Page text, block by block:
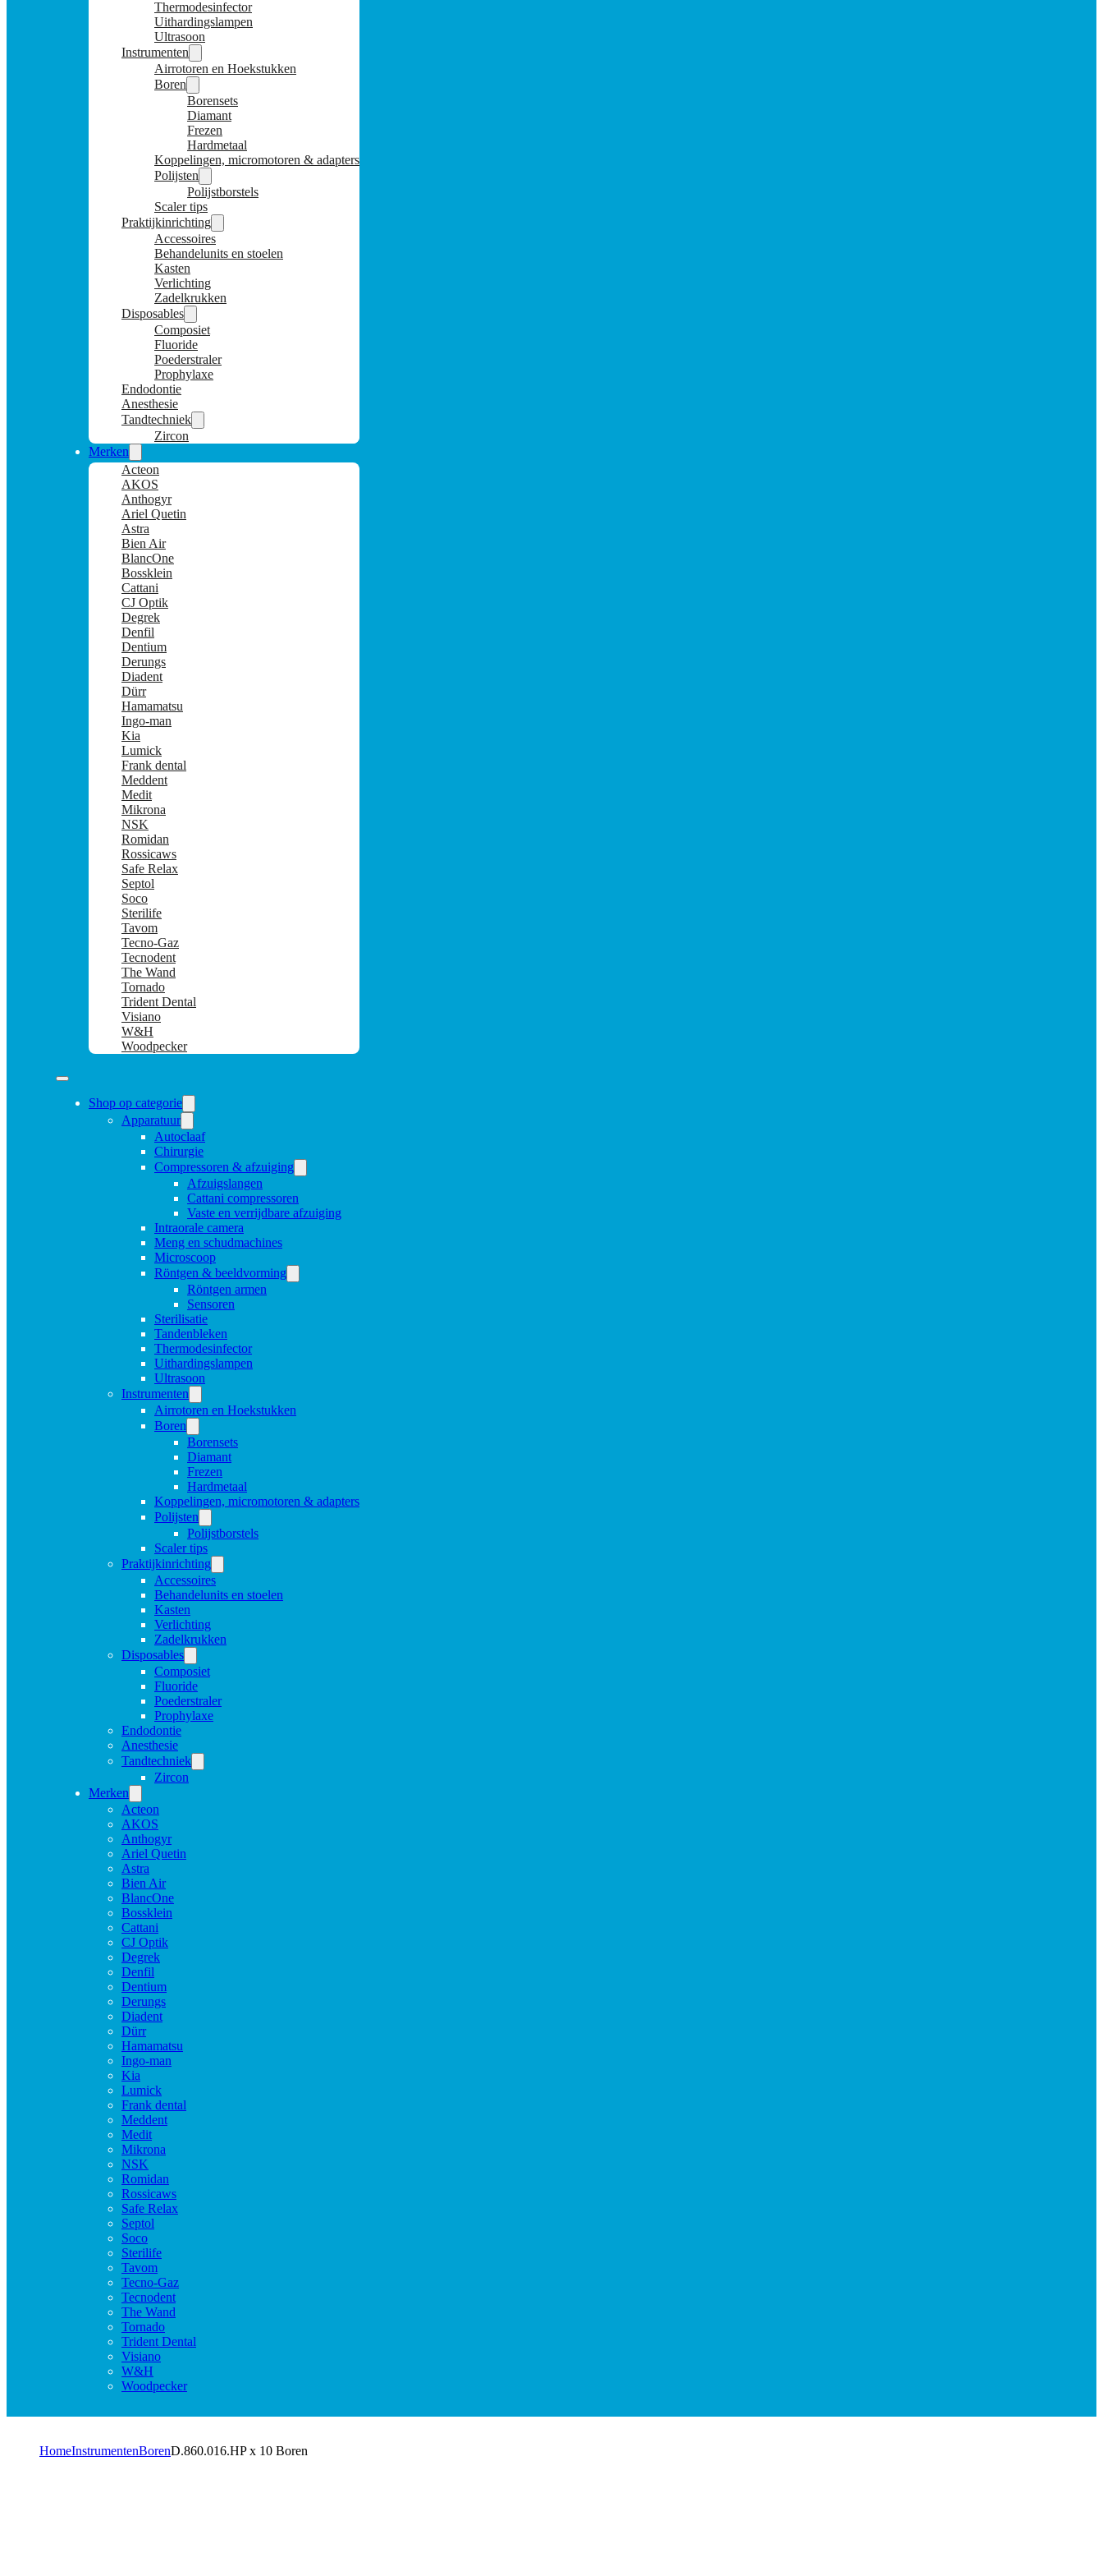
Thermodesinfector
Uithardingslampen
Ultrasoon
Instrumenten
Airrotoren en Hoekstukken
Boren
Borensets
Diamant
Frezen
Hardmetaal
Koppelingen, micromotoren & adapters
Polijsten
Polijstborstels
Scaler tips
Praktijkinrichting
Accessoires
Behandelunits en stoelen
Kasten
Verlichting
Zadelkrukken
Disposables
Composiet
Fluoride
Poederstraler
Prophylaxe
Endodontie
Anesthesie
Tandtechniek
Zircon
Merken
Acteon
AKOS
Anthogyr
Ariel Quetin
Astra
Bien Air
BlancOne
Bossklein
Cattani
CJ Optik
Degrek
Denfil
Dentium
Derungs
Diadent
Dürr
Hamamatsu
Ingo-man
Kia
Lumick
Frank dental
Meddent
Medit
Mikrona
NSK
Romidan
Rossicaws
Safe Relax
Septol
Soco
Sterilife
Tavom
Tecno-Gaz
Tecnodent
The Wand
Tornado
Trident Dental
Visiano
W&H
Woodpecker
Shop op categorie
Apparatuur
Autoclaaf
Chirurgie
Compressoren & afzuiging
Afzuigslangen
Cattani compressoren
Vaste en verrijdbare afzuiging
Intraorale camera
Meng en schudmachines
Microscoop
Röntgen & beeldvorming
Röntgen armen
Sensoren
Sterilisatie
Tandenbleken
Thermodesinfector
Uithardingslampen
Ultrasoon
Instrumenten
Airrotoren en Hoekstukken
Boren
Borensets
Diamant
Frezen
Hardmetaal
Koppelingen, micromotoren & adapters
Polijsten
Polijstborstels
Scaler tips
Praktijkinrichting
Accessoires
Behandelunits en stoelen
Kasten
Verlichting
Zadelkrukken
Disposables
Composiet
Fluoride
Poederstraler
Prophylaxe
Endodontie
Anesthesie
Tandtechniek
Zircon
Merken
Acteon
AKOS
Anthogyr
Ariel Quetin
Astra
Bien Air
BlancOne
Bossklein
Cattani
CJ Optik
Degrek
Denfil
Dentium
Derungs
Diadent
Dürr
Hamamatsu
Ingo-man
Kia
Lumick
Frank dental
Meddent
Medit
Mikrona
NSK
Romidan
Rossicaws
Safe Relax
Septol
Soco
Sterilife
Tavom
Tecno-Gaz
Tecnodent
The Wand
Tornado
Trident Dental
Visiano
W&H
Woodpecker
HomeInstrumentenBorenD.860.016.HP x 10 Boren